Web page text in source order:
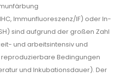
Immunfluoreszenz/IF) oder In-
sind aufgrund der großen Zahl
und arbeitsintensiv und
Bedingungen
und Inkubationsdauer). Der